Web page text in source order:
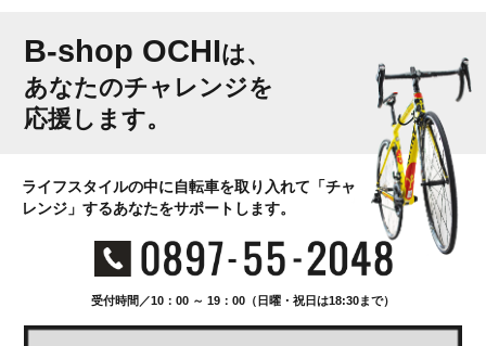
B-shop OCHIは、
あなたのチャレンジを
応援します。
ライフスタイルの中に自転車を取り入れて「チャ
レンジ」するあなたをサポートします。
受付時間／10：00 ～ 19：00（日曜・祝日は18:30まで）